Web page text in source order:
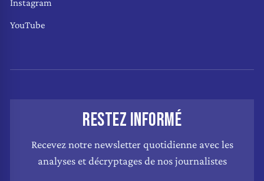
Instagram
YouTube
RESTEZ INFORMÉ
Recevez notre newsletter quotidienne avec les
analyses et décryptages de nos journalistes